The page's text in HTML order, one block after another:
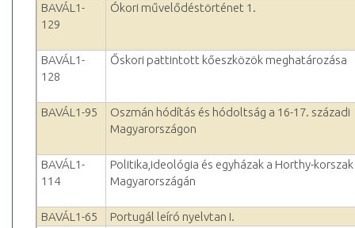
BAVÁL1-
129
Ókori művelődéstörténet 1.
BAVÁL1-
128
Őskori pattintott kőeszközök meghatározása
BAVÁL1-95
Oszmán hódítás és hódoltság a 16-17. századi
Magyarországon
BAVÁL1-
114
Politika,ideológia és egyházak a Horthy-korszak
Magyarországán
BAVÁL1-65
Portugál leíró nyelvtan I.